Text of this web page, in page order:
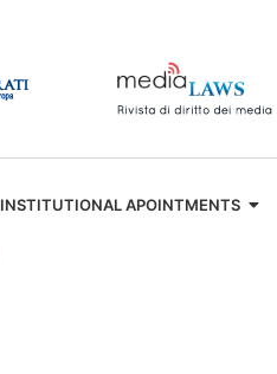
INSTITUTIONAL APOINTMENTS